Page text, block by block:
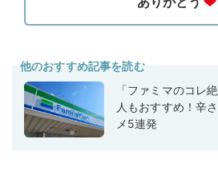
他のおすすめ記事を読む
「ファミマのコレ
人もおすすめ！辛
メ5連発